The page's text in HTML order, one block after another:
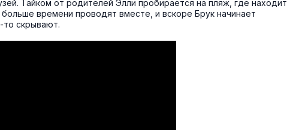
Тайком от родителей Элли пробирается на пляж, где находит
времени проводят вместе, и вскоре Брук начинает
то скрывают.